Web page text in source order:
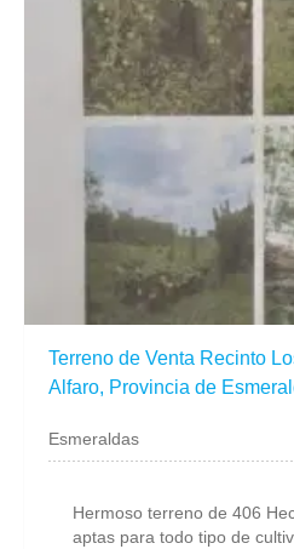
Terreno de Venta Recinto
Alfaro, Provincia de
Esmeraldas
Hermoso terreno de 406
aptas para todo tipo de